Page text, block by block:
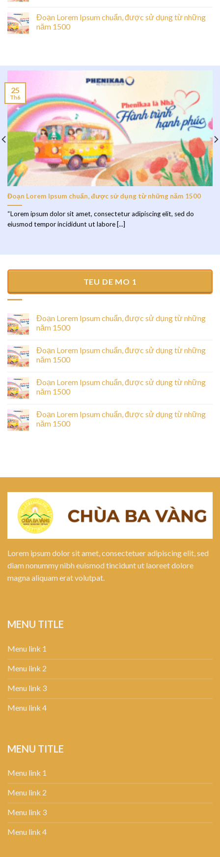
Đoạn Lorem Ipsum chuẩn, được sử dụng từ những
năm 1500
Đoạn Lorem Ipsum chuẩn, được sử dụng từ những năm 1500
“Lorem ipsum dolor sit amet, consectetur adipiscing elit, sed do
eiusmod tempor incididunt ut labore [...]
25
Th6
TEU DE MO 1
Đoạn Lorem Ipsum chuẩn, được sử dụng từ những
năm 1500
Đoạn Lorem Ipsum chuẩn, được sử dụng từ những
năm 1500
Đoạn Lorem Ipsum chuẩn, được sử dụng từ những
năm 1500
Đoạn Lorem Ipsum chuẩn, được sử dụng từ những
năm 1500
Lorem ipsum dolor sit amet, consectetuer adipiscing elit, sed
diam nonummy nibh euismod tincidunt ut laoreet dolore
magna aliquam erat volutpat.
MENU TITLE
Menu link 1
Menu link 2
Menu link 3
Menu link 4
MENU TITLE
Menu link 1
Menu link 2
Menu link 3
Menu link 4